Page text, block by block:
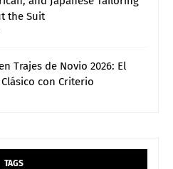
the Suit
Trajes de Novio 2026: El
con Criterio
TAGS